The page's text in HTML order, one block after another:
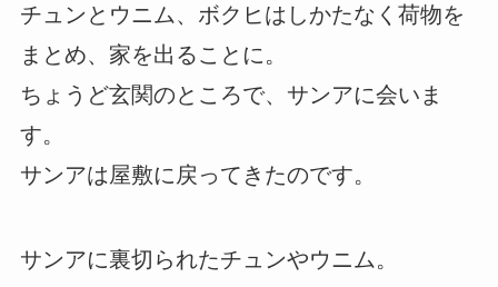
チュンとウニム、ボクヒはしかたなく荷物を
まとめ、家を出ることに。
ちょうど玄関のところで、サンアに会いま
す。
サンアは屋敷に戻ってきたのです。
サンアに裏切られたチュンやウニム。